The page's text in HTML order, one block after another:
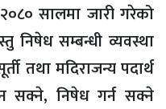
सालमा जारी गरेको
निषेध सम्बन्धी व्यवस्था
तथा मदिराजन्य पदार्थ
सक्ने, निषेध गर्न सक्ने